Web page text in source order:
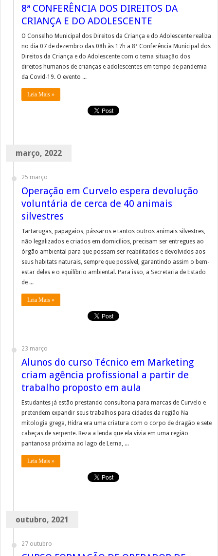
8ª CONFERÊNCIA DOS DIREITOS DA
CRIANÇA E DO ADOLESCENTE
O Conselho Municipal dos Direitos da Criança e do Adolescente realiza
no dia 07 de dezembro das 08h às 17h a 8ª Conferência Municipal dos
Direitos da Criança e do Adolescente com o tema situação dos
direitos humanos de crianças e adolescentes em tempo de pandemia
da Covid-19. O evento ...
Leia Mais »
março, 2022
25 março
Operação em Curvelo espera devolução
voluntária de cerca de 40 animais
silvestres
Tartarugas, papagaios, pássaros e tantos outros animais silvestres,
não legalizados e criados em domicílios, precisam ser entregues ao
órgão ambiental para que possam ser reabilitados e devolvidos aos
seus habitats naturais, sempre que possível, garantindo assim o bem-
estar deles e o equilíbrio ambiental. Para isso, a Secretaria de Estado
de ...
Leia Mais »
23 março
Alunos do curso Técnico em Marketing
criam agência profissional a partir de
trabalho proposto em aula
Estudantes já estão prestando consultoria para marcas de Curvelo e
pretendem expandir seus trabalhos para cidades da região Na
mitologia grega, Hidra era uma criatura com o corpo de dragão e sete
cabeças de serpente. Reza a lenda que ela vivia em uma região
pantanosa próxima ao lago de Lerna, ...
Leia Mais »
outubro, 2021
27 outubro